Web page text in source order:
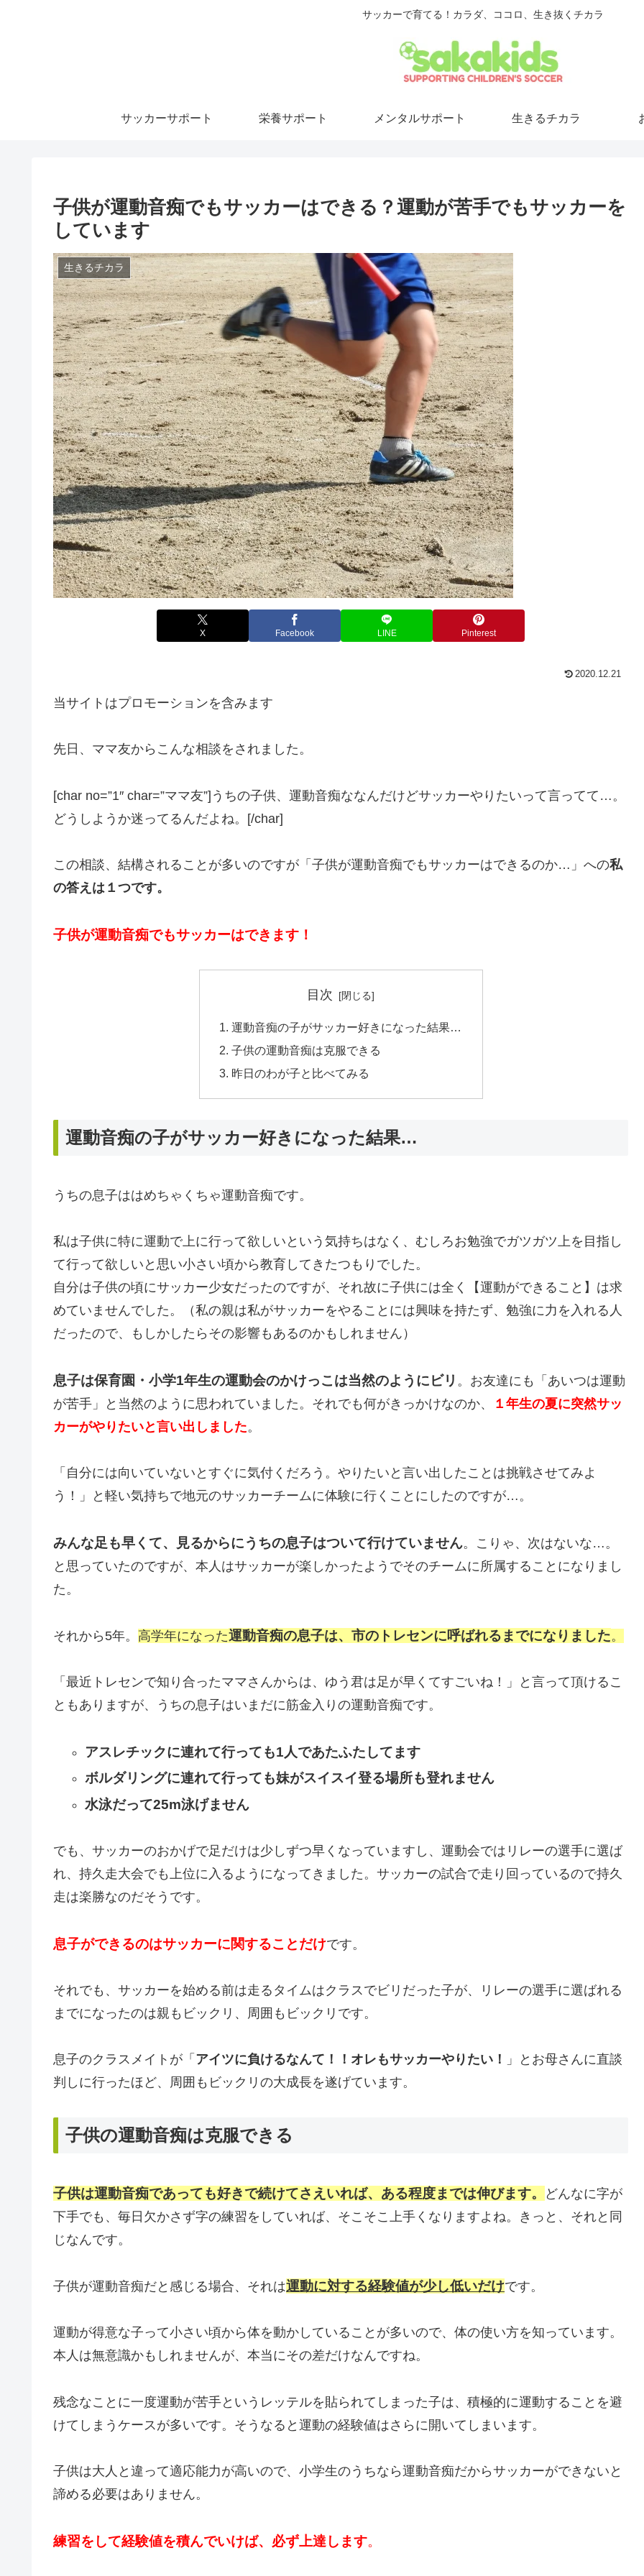
サッカーで育てる！カラダ、ココロ、生き抜くチカラ
サッカーサポート 栄養サポート メンタルサポート 生きるチカラ
子供が運動音痴でもサッカーはできる？運動が苦手でもサッカーを
しています
生きるチカラ
X Facebook LINE Pinterest
2020.12.21
当サイトはプロモーションを含みます
先日、ママ友からこんな相談をされました。
[char no=”1″ char=”ママ友”]うちの子供、運動音痴ななんだけどサッカーやりたいって言ってて…。
どうしようか迷ってるんだよね。[/char]
この相談、結構されることが多いのですが「子供が運動音痴でもサッカーはできるのか…」への私
の答えは １つです。
子供が運動音痴でもサッカーはできます！
目次
運動音痴の子がサッカー好きになった結果…
子供の運動音痴は克服できる
昨日のわが子と比べてみる
運動音痴の子がサッカー好きになった結果…
うちの息子ははめちゃくちゃ運動音痴です。
私は子供に特に運動で上に行って欲しいという気持ちはなく、むしろお勉強でガツガツ上を目指し
て行って欲しいと思い小さい頃から教育してきたつもりでした。
自分は子供の頃にサッカー少女だったのですが、それ故に子供には全く【運動ができること】は求
めていませんでした。（私の親は私がサッカーをやることには興味を持たず、勉強に力を入れる人
だったので、もしかしたらその影響もあるのかもしれません）
息子は保育園・ 小学1年生の運動会のかけっこは当然のようにビリ 。お友達にも「あいつは運動
が苦手」と当然のように思われていました。それでも何がきっかけなのか、
１ 年生の夏に突然サッ
カーがやりたいと言い出しました。
「自分には向いていないとすぐに気付くだろう。やりたいと言い出したことは挑戦させてみよ
う！」と軽い気持ちで地元のサッカーチームに体験に行くことにしたのですが…。
みんな足も早くて、見るからにうちの息子はついて行けていません。こりゃ、次はないな…。
と思っていたのですが、本人はサッカーが楽しかったようでそのチームに所属することになりまし
た。
それから5年。 高学年になった運動音痴の息子は、市のトレセンに呼ばれるまでになりました。
「最近トレセンで知り合ったママさんからは、ゆう君は足が早くてすごいね！」と言って頂けるこ
ともありますが、うちの息子はいまだに筋金入りの運動音痴です。
アスレチックに連れて行っても1人であたふたしてます
ボルダリングに連れて行っても妹がスイスイ登る場所も登れません
水泳だって25m泳げません
でも、サッカーのおかげで足だけは少しずつ早くなっていますし、運動会ではリレーの選手に選ば
れ、持久走大会でも上位に入るようになってきました。サッカーの試合で走り回っているので持久
走は楽勝なのだそうです。
息子ができるのはサッカーに関することだけです。
それでも、サッカーを始める前は走るタイムはクラスでビリだった子が、リレーの選手に選ばれる
までになったのは親もビックリ、周囲もビックリです。
息子のクラスメイトが「 アイツに負けるなんて！！オレもサッカーやりたい！
」とお母さんに直談
判しに行ったほど、周囲もビックリの大成長を遂げています。
子供の運動音痴は克服できる
子供は運動音痴であっても好きで続けてさえいれば、ある程度までは伸びます。
どんなに字が
下手でも、毎日欠かさず字の練習をしていれば、そこそこ上手くなりますよね。きっと、それと同
じなんです。
子供が運動音痴だと感じる場合、それは運動に対する経験値が少し低いだけです。
運動が得意な子って小さい頃から体を動かしていることが多いので、体の使い方を知っています。
本人は無意識かもしれませんが、本当にその差だけなんですね。
残念なことに一度運動が苦手というレッテルを貼られてしまった子は、積極的に運動することを避
けてしまうケースが多いです。そうなると運動の経験値はさらに開いてしまいます。
子供は大人と違って適応能力が高いので、小学生のうちなら運動音痴だからサッカーができないと
諦める必要はありません。
練習をして経験値を積んでいけば、必ず上達します。